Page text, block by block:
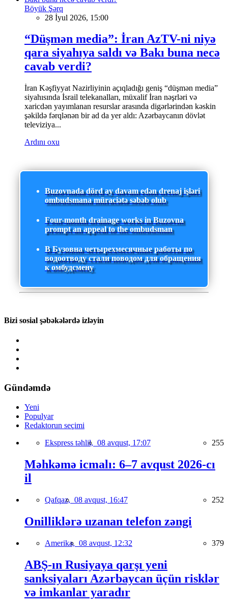
Böyük Şərq
28 İyul 2026, 15:00
“Düşmən media”: İran AzTV-ni niyə
qara siyahıya saldı və Bakı buna necə
cavab verdi?
İran Kəşfiyyat Nazirliyinin açıqladığı geniş “düşmən media”
siyahısında İsrail telekanalları, müxalif İran nəşrləri və
xaricdən yayımlanan resurslar arasında digərlərindən kəskin
şəkildə fərqlənən bir ad da yer aldı: Azərbaycanın dövlət
televiziya...
Ardını oxu
Buzovnada dörd ay davam edən drenaj işləri
ombudsmana müraciətə səbəb olub
Four-month drainage works in Buzovna
prompt an appeal to the ombudsman
В Бузовна четырехмесячные работы по
водоотводу стали поводом для обращения
к омбудсмену
Bizi sosial şəbəkələrdə izləyin
Gündəmdə
Yeni
Populyar
Redaktorun seçimi
Ekspress təhlil, 08 avqust, 17:07 255
Məhkəmə icmalı: 6–7 avqust 2026-cı
il
Qafqaz, 08 avqust, 16:47 252
Onilliklərə uzanan telefon zəngi
Amerika, 08 avqust, 12:32 379
ABŞ-ın Rusiyaya qarşı yeni
sanksiyaları Azərbaycan üçün risklər
və imkanlar yaradır